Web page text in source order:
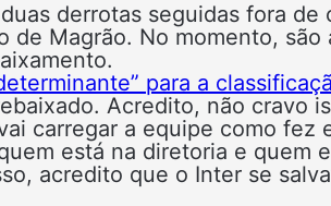
derrotas seguidas fora de
de Magrão. No momento,
para a
Acredito, não cravo
carregar a equipe como fez
está na diretoria e quem
acredito que o Inter se